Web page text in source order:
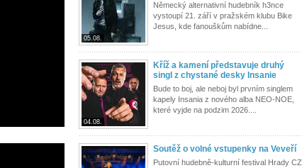
05.08.
Německý alternativní hudebník h3nce
vystoupí 21. září v pražském klubu Bike
Jesus, kde fanouškům nabídne...
04.08.
Kříž a kamení představuje druhý
singl z chystané desky Insanie
Bude to boj, ale neboj byl prvním singlem
kapely Insania z nového alba NEO-NOE,
které vyjde na podzim 2026....
Soutěž o volné vstupenky na Veveří
Putovní hudebně-kulturní festival Hrady CZ